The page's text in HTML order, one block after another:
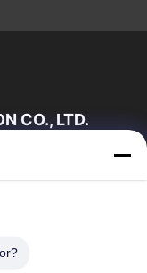
CO., LTD.
여